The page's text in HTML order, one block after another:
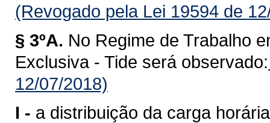
(Revogado pela Lei 19594 de
§ 3ºA. No Regime de Trabalho
Exclusiva - Tide será observado:
12/07/2018)
I - a distribuição da carga